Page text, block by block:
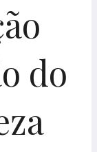
do